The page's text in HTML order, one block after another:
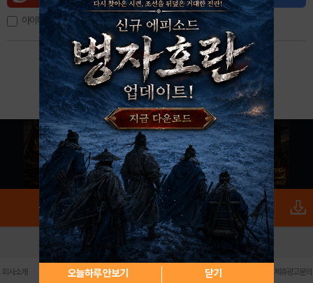
아이디, 이메일 저장
아이디 / 비밀번호 찾기 회원가입
오늘하루 안보기 닫기
로그인 PC버전 전체앱
회사소개 | 개인정보 처리방침 불법촬영물 신고센터 제휴광고문의